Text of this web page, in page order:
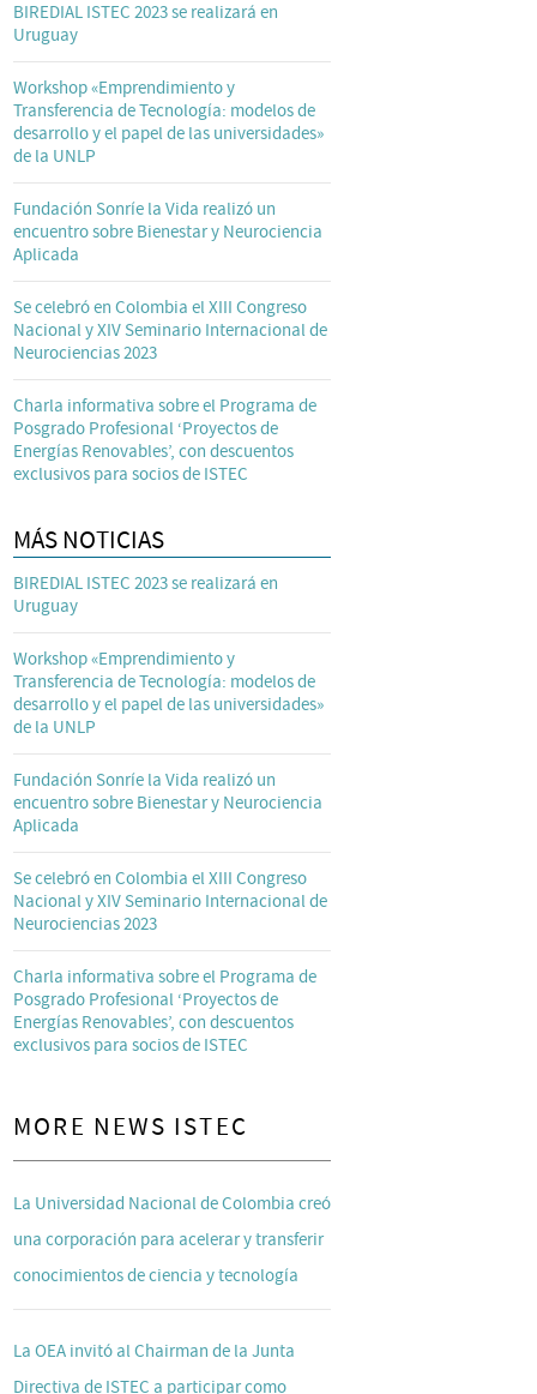
BIREDIAL ISTEC 2023 se realizará en
Uruguay
Workshop «Emprendimiento y
Transferencia de Tecnología: modelos de
desarrollo y el papel de las universidades»
de la UNLP
Fundación Sonríe la Vida realizó un
encuentro sobre Bienestar y Neurociencia
Aplicada
Se celebró en Colombia el XIII Congreso
Nacional y XIV Seminario Internacional de
Neurociencias 2023
Charla informativa sobre el Programa de
Posgrado Profesional ‘Proyectos de
Energías Renovables’, con descuentos
exclusivos para socios de ISTEC
MÁS NOTICIAS
BIREDIAL ISTEC 2023 se realizará en
Uruguay
Workshop «Emprendimiento y
Transferencia de Tecnología: modelos de
desarrollo y el papel de las universidades»
de la UNLP
Fundación Sonríe la Vida realizó un
encuentro sobre Bienestar y Neurociencia
Aplicada
Se celebró en Colombia el XIII Congreso
Nacional y XIV Seminario Internacional de
Neurociencias 2023
Charla informativa sobre el Programa de
Posgrado Profesional ‘Proyectos de
Energías Renovables’, con descuentos
exclusivos para socios de ISTEC
MORE NEWS ISTEC
La Universidad Nacional de Colombia creó
una corporación para acelerar y transferir
conocimientos de ciencia y tecnología
La OEA invitó al Chairman de la Junta
Directiva de ISTEC a participar como